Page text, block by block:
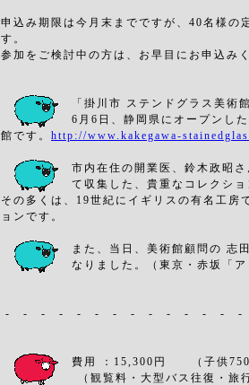
申込み期限は今月末までですが、40名様の
す。
参加をご検討中の方は、お早目にお申込み
「掛川市 ステンドグラス美術
6月6日、静岡県にオープンし
館です。 http://www.kakegawa-
市内在住の開業医、鈴木政昭
て収集した、貴重なコレクショ
その多くは、19世紀にイギリスの有名工房
ョンです。
また、当日、美術館顧問の 志
なりました。（東京・赤坂「
- - - - - - - - - - - - - -
費用 ：15,300円 （子供
 （観覧料・大型バス往復・旅